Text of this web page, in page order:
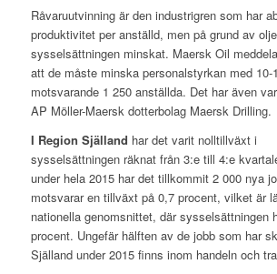
Råvaruutvinning är den industrigren som har
produktivitet per anställd, men på grund av
sysselsättningen minskat. Maersk Oil
att de måste minska personalstyrkan med 10-
motsvarande 1 250 anställda. Det har även
AP Möller-Maersk dotterbolag Maersk Drilling.
I Region Själland har det varit nolltillväxt i
sysselsättningen räknat från 3:e till 4:e
under hela 2015 har det tillkommit 2 000 nya
motsvarar en tillväxt på 0,7 procent, vilket är
nationella genomsnittet, där sysselsättningen
procent. Ungefär hälften av de jobb som har
Själland under 2015 finns inom handeln och